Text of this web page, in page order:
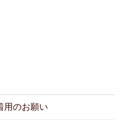
用のお願い